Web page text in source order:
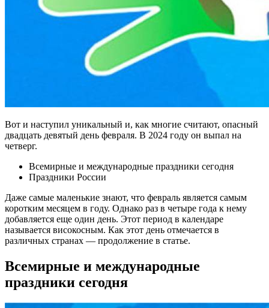
Вот и наступил уникальный и, как многие считают, опасный
двадцать девятый день февраля. В 2024 году он выпал на
четверг.
Всемирные и международные праздники сегодня
Праздники России
Даже самые маленькие знают, что февраль является самым
коротким месяцем в году. Однако раз в четыре года к нему
добавляется еще один день. Этот период в календаре
называется високосным. Как этот день отмечается в
различных странах — продолжение в статье.
Всемирные и международные
праздники сегодня